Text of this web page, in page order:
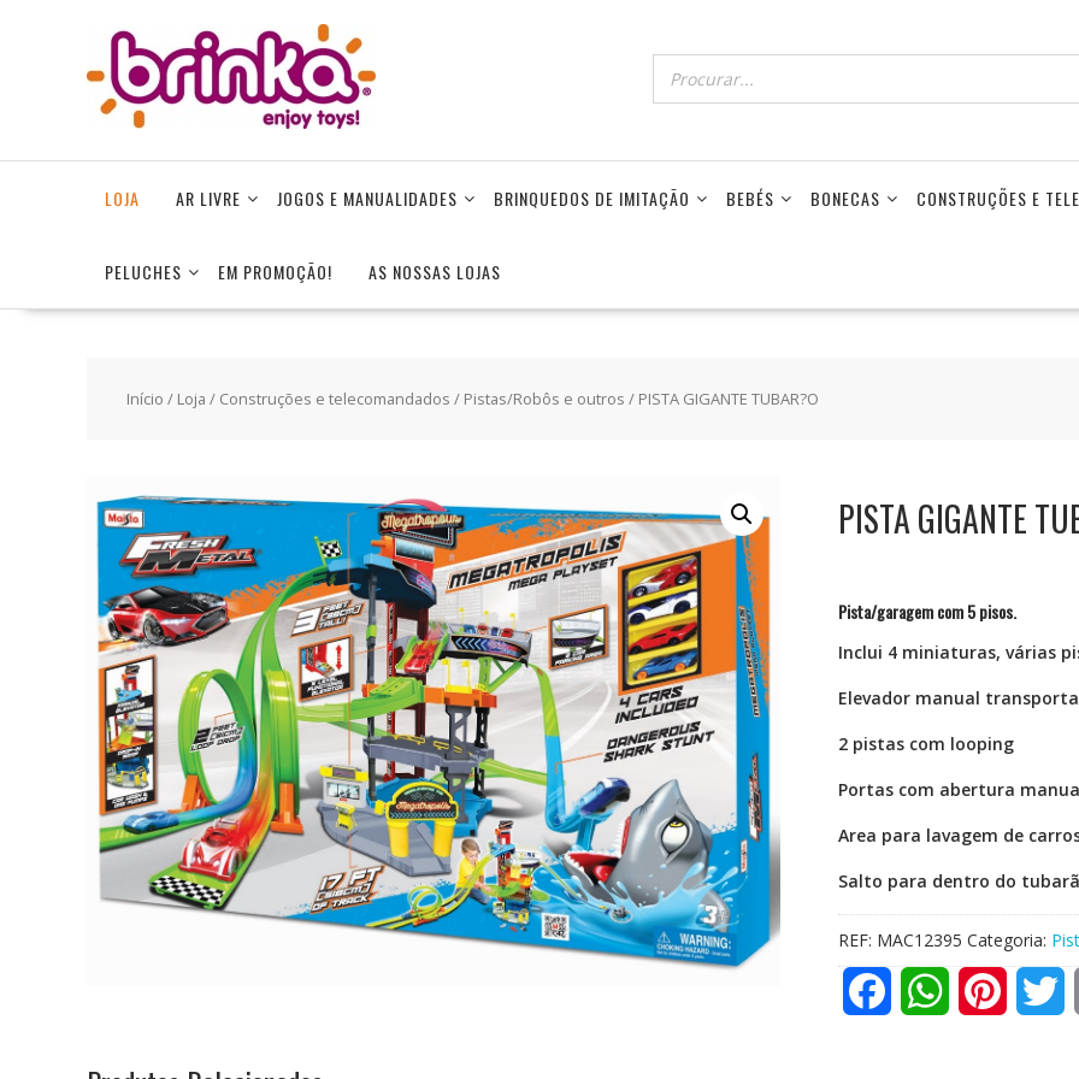
LOJA AR LIVRE JOGOS E MANUALIDADES BRINQUEDOS DE IMITAÇÃO BEBÉS BONECAS CONSTRUÇÕES E
PELUCHES EM PROMOÇÃO! AS NOSSAS LOJAS
Início / Loja / Construções e telecomandados / Pistas/Robôs e outros / PISTA GIGANTE TUBAR?O
PISTA GIGANTE
Pista/garagem com 5 pisos.
Inclui 4 miniaturas, várias
Elevador manual
2 pistas com looping
Portas com abertura
Area para lavagem de
Salto para dentro do
REF: MAC12395 Categoria:
W